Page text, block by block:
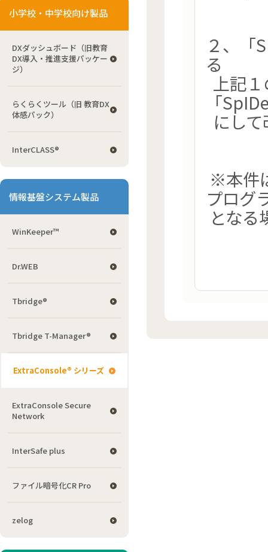
小学校・中学校向け製品
DXダッシュボード（旧教育
DX導入・推進支援パッケー
ジ）
らくらくツール（旧 教育DX
体感パック）
InterCLASS®
情報基盤システム製品
WinKeeper™
Dr.WEB
Tbridge®
Tbridge T-Manager®
ExtraConsole® シリーズ
ExtraConsole Secure
Network
InterSafe plus
ファイル暗号化CR Pro
zelog
２、「
る
上記
「
にし
※本件
プログ
となる